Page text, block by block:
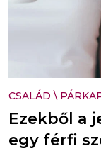
CSALÁD \
Ezekből a
egy férfi